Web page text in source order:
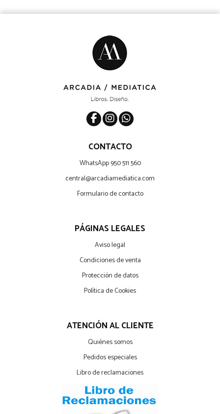
CONTACTO
WhatsApp 950 511 560
central@arcadiamediatica.com
Formulario de contacto
PÁGINAS LEGALES
Aviso legal
Condiciones de venta
Protección de datos
Política de Cookies
ATENCIÓN AL CLIENTE
Quiénes somos
Pedidos especiales
Libro de reclamaciones